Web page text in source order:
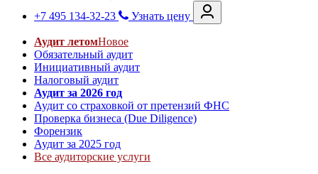
+7 495 134-32-23
Узнать цену
Аудит летомНовое
Обязательный аудит
Инициативный аудит
Налоговый аудит
Аудит за 2026 год
Аудит со страховкой от претензий ФНС
Проверка бизнеса (Due Diligence)
Форензик
Аудит за 2025 год
Все аудиторские услуги